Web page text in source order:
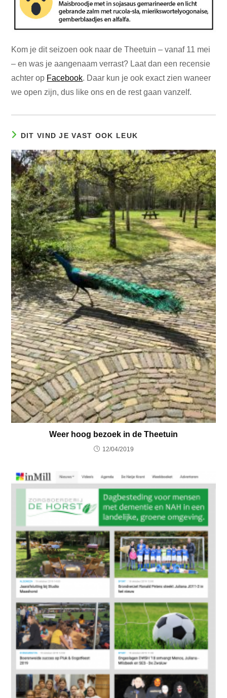
Kom je dit seizoen ook naar de Theetuin – vanaf 11 mei
– en was je aangenaam verrast? Laat dan een recensie
achter op Facebook. Daar kun je ook exact zien waneer
we open zijn, dus like ons en de rest gaan vanzelf.
DIT VIND JE VAST OOK LEUK
Weer hoog bezoek in de Theetuin
12/04/2019